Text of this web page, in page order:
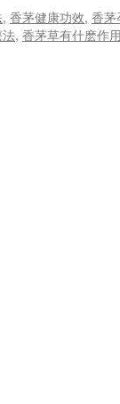
, 香茅健康功效, 香茅
, 香茅草有什麽作